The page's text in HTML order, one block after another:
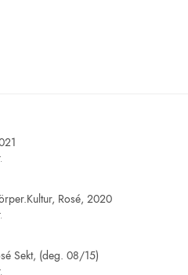
Rosé, 2020
Sekt, (deg. 08/15)